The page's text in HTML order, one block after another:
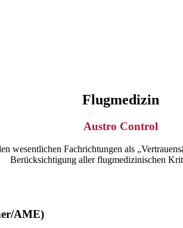
Flugmedizin
Austro Control
wesentlichen Fachrichtungen als
Berücksichtigung aller flugmedizinischen
AME)